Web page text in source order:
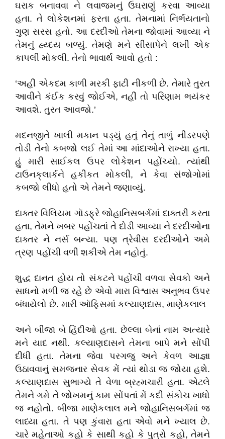
ઘરાક બનાવવા ને લવાજમનું ઉઘરાણું કરવા આવ્યા
હતા. તે લોકેશનમાં ફરતા હતા. તેમનામાં નિર્ભયતાનો
ગુણ સરસ હતો. આ દરદીઓ તેમના જોવામાં આવ્યા ને
તેમનું હ્ય્દય બળ્યું. તેમણે મને સીસાપેને લખી એક
કાપલી મોકલી. તેનો ભાવાર્થ આવો હતો :
‘અહીં એકદમ કાળી મરકી ફાટી નીકળી છે. તેમારે તુરત
આવીને કંઈક કરવું જોઈએ, નહીં તો પરિણામ ભયંકર
આવશે. તુરત આવજો.’
મદનજીતે ખાલી મકાન પડ્યું હતું તેનું તાળું નીડરપણે
તોડી તેનો કબજો લઈ તેમાં આ માંદાઓને રાખ્યા હતા.
હું મારી સાઈકલ ઉપર લોકેશન પહોંચ્યો. ત્યાંથી
ટાઉનક્‌લાર્કને હકીકત મોકલી, ને કેવા સંજોગોમાં
કબજો લીધો હતો એ તેમને જણાવ્યું.
દાક્તર વિલિયમ ગૉડફ્રે જોહાનિસબર્ગમાં દાક્તરી કરતા
હતા, તેમને ખબર પહોંચતાં તે દોડી આવ્યા ને દરદીઓના
દાક્તર ને નર્સ બન્યા. પણ ત્રેવીસ દરદીઓને અમે
ત્રણ પહોંચી વળી શકીએ તેમ નહોતું.
શુદ્ધ દાનત હોય તો સંકટને પહોંચી વળવા સેવકો અને
સાધનો મળી જ રહે છે એવો મારા વિશ્વાસ અનુભવ ઉપર
બંધાયેલો છે. મારી ઑફિસમાં કલ્યાણદાસ, માણેકલાલ
અને બીજા બે હિંદીઓ હતા. છેલ્લા બેનાં નામ અત્યારે
મને યાદ નથી. કલ્યાણદાસને તેમના બાપે મને સોંપી
દીધી હતા. તેમના જેવા પરગજુ અને કેવળ આજ્ઞા
ઉઠાવવાનું સમજનાર સેવક મેં ત્યાં થોડા જ જોયા હશે.
કલ્યાણદાસ સુભાગ્યે તે વેળા બ્રહ્મચારી હતા. એટલે
તેમને ગમે તે જોખમનું કામ સોંપતાં મેં કદી સંકોચ ખાધો
જ નહોતો. બીજા માણેકલાલ મને જોહાનિસબર્ગમાં જ
લાધ્યા હતા. તે પણ કુંવારા હતા એવો મને ખ્યાલ છે.
ચારે મહેતાઓ કહો કે સાથી કહો કે પુત્રો કહો, તેમને